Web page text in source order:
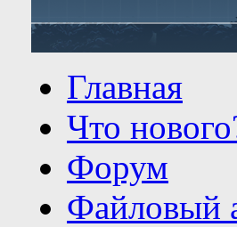
Главная
Что
Форум
Файловый